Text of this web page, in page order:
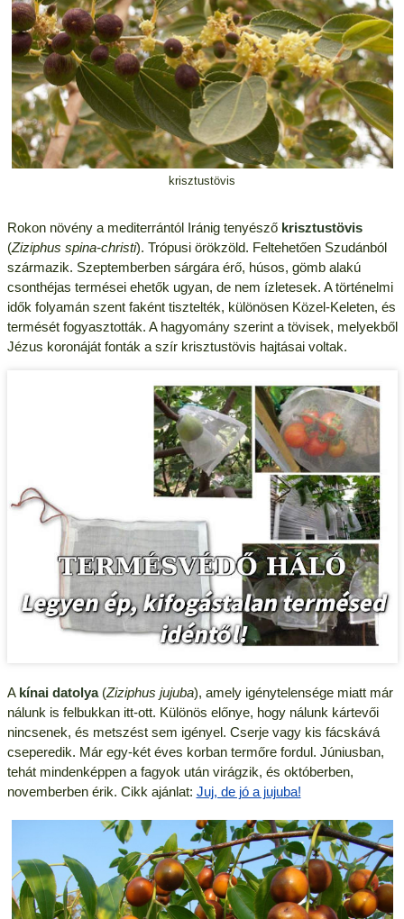
krisztustövis
Rokon növény a mediterrántól Iránig tenyésző krisztustövis
(Ziziphus spina-christi). Trópusi örökzöld. Feltehetően Szudánból
származik. Szeptemberben sárgára érő, húsos, gömb alakú
csonthéjas termései ehetők ugyan, de nem ízletesek. A történelmi
idők folyamán szent faként tisztelték, különösen Közel-Keleten, és
termését fogyasztották. A hagyomány szerint a tövisek, melyekből
Jézus koronáját fonták a szír krisztustövis hajtásai voltak.
A kínai datolya(Ziziphus jujuba), amely igénytelensége miatt már
nálunk is felbukkan itt-ott. Különös előnye, hogy nálunk kártevői
nincsenek, és metszést sem igényel. Cserje vagy kis fácskává
cseperedik. Már egy-két éves korban termőre fordul. Júniusban,
tehát mindenképpen a fagyok után virágzik, és októberben,
novemberben érik. Cikk ajánlat: Juj, de jó a jujuba!